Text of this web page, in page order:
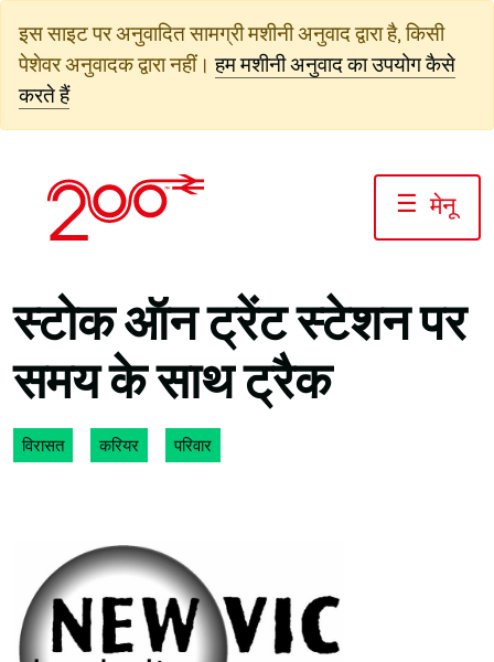
जाएं
इस साइट पर अनुवादित सामग्री मशीनी अनुवाद द्वारा है, किसी
पेशेवर अनुवादक द्वारा नहीं। हम मशीनी अनुवाद का उपयोग कैसे
करते हैं
☰ मेनू
स्टोक ऑन ट्रेंट स्टेशन पर
समय के साथ ट्रैक
विरासत करियर परिवार